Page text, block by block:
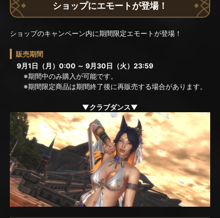
ショップにエモートが登場！
ショップのキャンペーン内に期間限定エモートが登場！
販売期間
9月1日（月）0:00 ～ 9月30日（火）23:59
※期間中のみ購入が可能です。
※期間限定商品は期間終了後に再販売する場合があります。
▼クラブダンス▼